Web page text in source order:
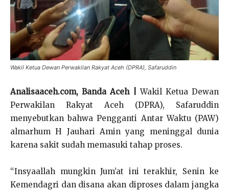
Wakil Ketua Dewan Perwakilan Rakyat Aceh (DPRA), Safaruddin
Analisaaceh.com, Banda Aceh |Wakil Ketua Dewan
Perwakilan Rakyat Aceh (DPRA), Safaruddin
menyebutkan bahwa Pengganti Antar Waktu (PAW)
almarhum H Jauhari Amin yang meninggal dunia
karena sakit sudah memasuki tahap proses.
“Insyaallah mungkin Jum’at ini terakhir, Senin ke
Kemendagri dan disana akan diproses dalam jangka